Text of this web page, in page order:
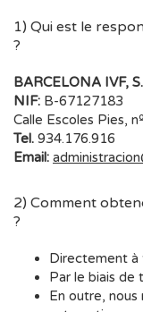
1) Qui est le
?
BARCELONA IVF,
NIF: B-67127183
Calle Escoles Pies,
Tel. 934.176.916
Email:
2) Comment
?
Directement à
Par le biais de
En outre, nous